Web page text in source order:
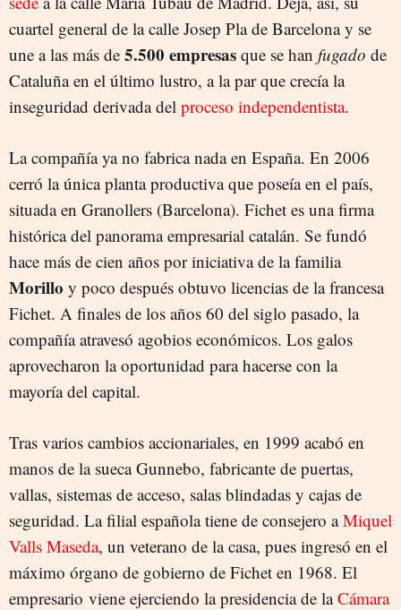
cuartel general de la calle Josep Pla de Barcelona y se
une a las más de 5.500 empresas que se han fugado de
Cataluña en el último lustro, a la par que crecía la
inseguridad derivada del proceso independentista.
La compañía ya no fabrica nada en España. En 2006
cerró la única planta productiva que poseía en el país,
situada en Granollers (Barcelona). Fichet es una firma
histórica del panorama empresarial catalán. Se fundó
hace más de cien años por iniciativa de la familia
Morillo y poco después obtuvo licencias de la francesa
Fichet. A finales de los años 60 del siglo pasado, la
compañía atravesó agobios económicos. Los galos
aprovecharon la oportunidad para hacerse con la
mayoría del capital.
Tras varios cambios accionariales, en 1999 acabó en
manos de la sueca Gunnebo, fabricante de puertas,
vallas, sistemas de acceso, salas blindadas y cajas de
seguridad. La filial española tiene de consejero aMiquel
Valls Maseda, un veterano de la casa, pues ingresó en el
máximo órgano de gobierno de Fichet en 1968. El
empresario viene ejerciendo la presidencia de laCámara